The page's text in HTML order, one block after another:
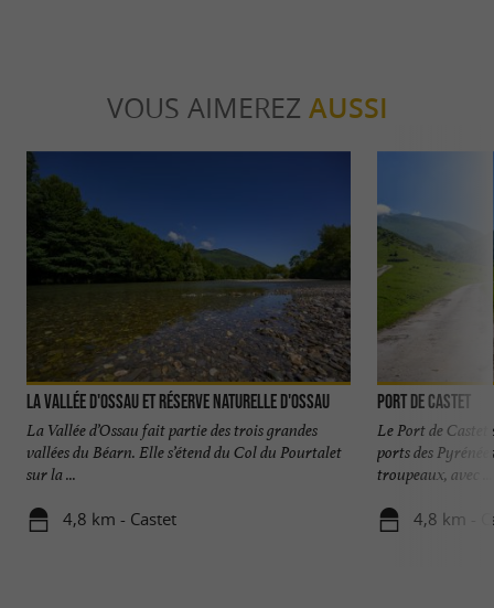
VOUS AIMEREZ AUSSI
La Vallée d'Ossau et Réserve Naturelle d'Ossau
La Vallée d’Ossau fait partie des trois grandes
vallées du Béarn. Elle s’étend du Col du Pourtalet
sur la ...
4,8 km - Castet
Port de Castet
Le Port de Castet
ports des
troupeaux, avec ...
4,8 km -